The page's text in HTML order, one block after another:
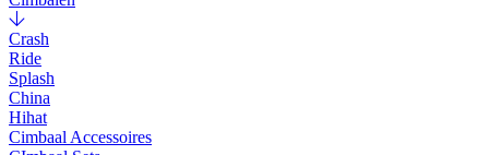
Crash
Ride
Splash
China
Hihat
Cimbaal Accessoires